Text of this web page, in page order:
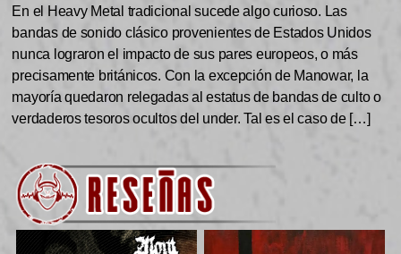
En el Heavy Metal tradicional sucede algo curioso. Las
bandas de sonido clásico provenientes de Estados Unidos
nunca lograron el impacto de sus pares europeos, o más
precisamente británicos. Con la excepción de Manowar, la
mayoría quedaron relegadas al estatus de bandas de culto o
verdaderos tesoros ocultos del under. Tal es el caso de […]